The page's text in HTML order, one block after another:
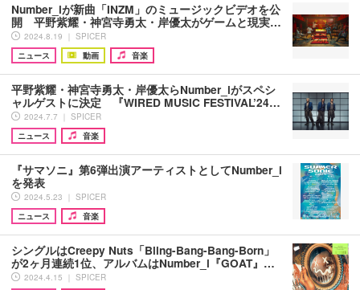
Number_iが新曲「INZM」のミュージックビデオを公
開 平野紫耀・神宮寺勇太・岸優太がゲームと現実…
2024.8.19 ｜ SPICER
ニュース
動画 音楽
平野紫耀・神宮寺勇太・岸優太らNumber_iがスペシ
ャルゲストに決定 『WIRED MUSIC FESTIVAL’24…
2024.7.7 ｜ SPICER
ニュース
音楽
『サマソニ』第6弾出演アーティストとしてNumber_i
を発表
2024.5.23 ｜ SPICER
ニュース
音楽
シングルはCreepy Nuts「Bling-Bang-Bang-Born」
が2ヶ月連続1位、アルバムはNumber_i『GOAT』…
2024.4.15 ｜ SPICER